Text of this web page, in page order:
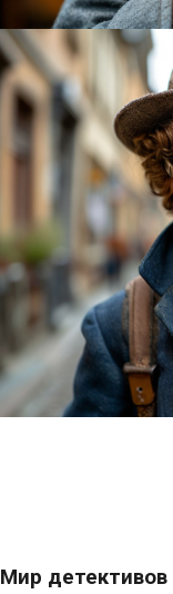
Мир детективов